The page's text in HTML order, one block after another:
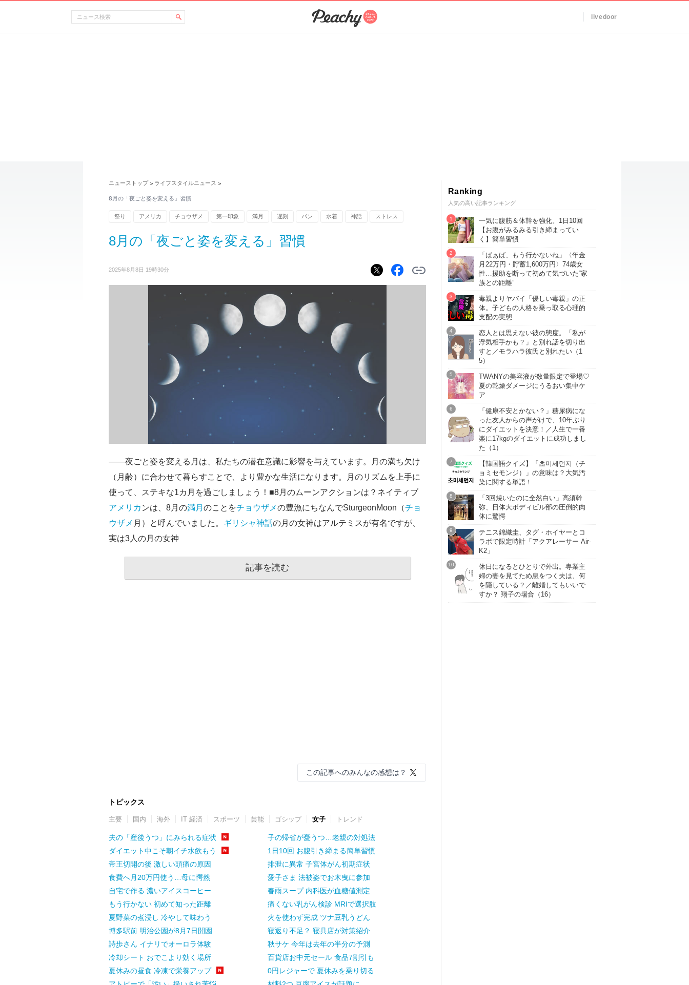
livedoor
ニューストップ > ライフスタイルニュース >
8月の「夜ごと姿を変える」習慣
祭り アメリカ チョウザメ 第一印象 満月 遅刻 パン 水着 神話 ストレス
8月の「夜ごと姿を変える」習慣
2025年8月8日 19時30分
――夜ごと姿を変える月は、私たちの潜在意識に影響を与えています。月の満ち欠け
（月齢）に合わせて暮らすことで、より豊かな生活になります。月のリズムを上手に
使って、ステキな1カ月を過ごしましょう！■8月のムーンアクションは？ネイティブ
アメリカ ンは、8月の満月 のことをチョウザメの豊漁にちなんでSturgeonMoon（チョ
ウザメ 月）と呼んでいました。 ギリシャ神話の月の女神はアルテミスが有名ですが、
実は3人の月の女神
記事を読む
この記事へのみんなの感想は？
トピックス
主要 国内 海外 IT 経済 スポーツ 芸能 ゴシップ 女子 トレンド
夫の「産後うつ」にみられる症状
ダイエット中こそ朝イチ水飲もう
帝王切開の後 激しい頭痛の原因
食費へ月20万円使う…母に愕然
自宅で作る 濃いアイスコーヒー
もう行かない 初めて知った距離
夏野菜の煮浸し 冷やして味わう
博多駅前 明治公園が8月7日開園
詩歩さん イナリでオーロラ体験
冷却シート おでこより効く場所
夏休みの昼食 冷凍で栄養アップ
子の帰省が憂うつ…老親の対処法
1日10回 お腹引き締まる簡単習慣
排泄に異常 子宮体がん初期症状
愛子さま 法被姿でお木曳に参加
春雨スープ 内科医が血糖値測定
痛くない乳がん検診 MRIで選択肢
火を使わず完成 ツナ豆乳うどん
寝返り不足？ 寝具店が対策紹介
秋サケ 今年は去年の半分の予測
百貨店お中元セール 食品7割引も
0円レジャーで 夏休みを乗り切る
Ranking
人気の高い記事ランキング
一気に腹筋＆体幹を強化。1日10回
【お腹がみるみる引き締まってい
く】簡単習慣
「ばぁば、もう行かないね」〈年金
月22万円・貯蓄1,600万円〉74歳女
性…援助を断って初めて気づいた“家
族との距離”
毒親よりヤバイ「優しい毒親」の正
体。子どもの人格を乗っ取る心理的
支配の実態
恋人とは思えない彼の態度。「私が
浮気相手かも？」と別れ話を切り出
すと／モラハラ彼氏と別れたい（1
5）
TWANYの美容液が数量限定で登場♡
夏の乾燥ダメージにうるおい集中ケ
ア
「健康不安とかない？」糖尿病にな
った友人からの声がけで、10年ぶり
にダイエットを決意！／人生で一番
楽に17kgのダイエットに成功しまし
た（1）
【韓国語クイズ】「초미세먼지（チ
ョミセモンジ）」の意味は？大気汚
染に関する単語！
「3回焼いたのに全然白い」高須幹
弥、日体大ボディビル部の圧倒的肉
体に驚愕
テニス錦織圭、タグ・ホイヤーとコ
ラボで限定時計「アクアレーサー Air-
K2」
休日になるとひとりで外出。専業主
婦の妻を見てため息をつく夫は、何
を隠している？／離婚してもいいで
すか？ 翔子の場合（16）